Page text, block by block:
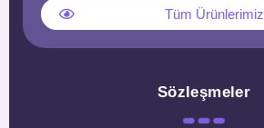
Tüm Ürünlerimiz
Sözleşmeler